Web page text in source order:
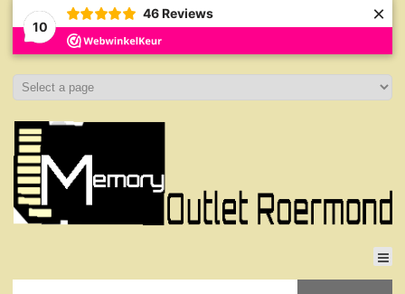
10
46 Reviews ×